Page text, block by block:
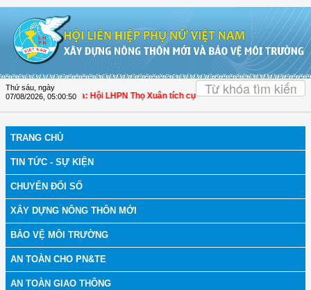
Thứ sáu, ngày
07/08/2026 05:00:51
| Thanh Hóa: Hội LHPN Thọ Xuân tích cực góp phần nâng cao tỷ lệ
TRANG CHỦ
TIN TỨC - SỰ KIỆN
CHUYỂN ĐỔI SỐ
XÂY DỰNG NÔNG THÔN MỚI
BẢO VỆ MÔI TRƯỜNG
AN TOÀN CHO PN&TE
AN TOÀN GIAO THÔNG
OK